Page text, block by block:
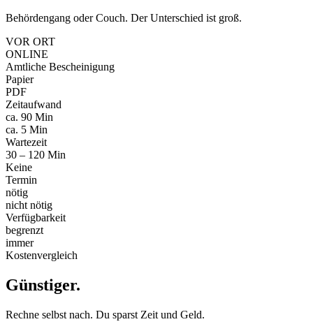
Behördengang oder Couch. Der Unterschied ist groß.
VOR ORT
ONLINE
Amtliche Bescheinigung
Papier
PDF
Zeitaufwand
ca. 90 Min
ca. 5 Min
Wartezeit
30 – 120 Min
Keine
Termin
nötig
nicht nötig
Verfügbarkeit
begrenzt
immer
Kostenvergleich
Günstiger.
Rechne selbst nach. Du sparst Zeit und Geld.